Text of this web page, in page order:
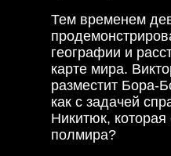
Тем временем
географии и
карте мира.
разместит Бора-
как с задачей
Никитюк,
полмира?